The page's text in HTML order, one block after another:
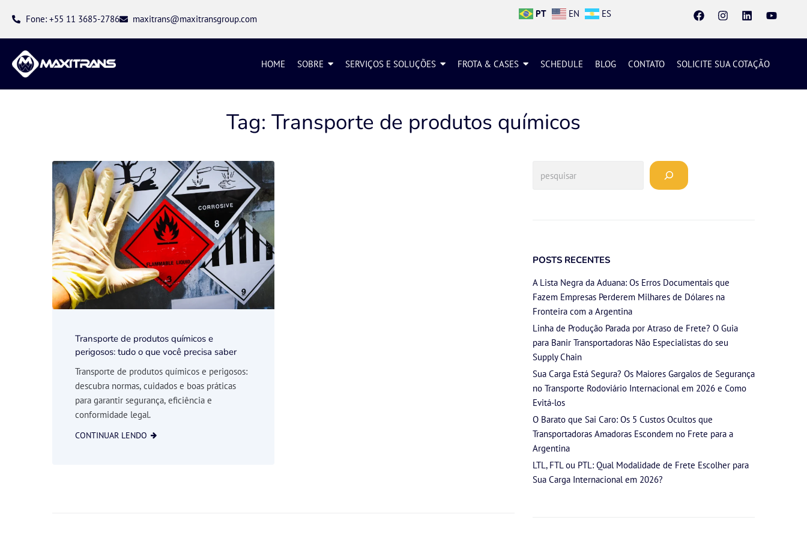
Fone: +55 11 3685-2786 maxitrans@maxitransgroup.com PT EN ES
HOME SOBRE SERVIÇOS E SOLUÇÕES FROTA & CASES SCHEDULE BLOG CONTATO SOLICITE SUA COTAÇÃO
Tag: Transporte de produtos químicos
Transporte de produtos químicos e
perigosos: tudo o que você precisa saber
Transporte de produtos químicos e perigosos:
descubra normas, cuidados e boas práticas
para garantir segurança, eficiência e
conformidade legal.
CONTINUAR LENDO
POSTS RECENTES
A Lista Negra da Aduana: Os Erros Documentais que
Fazem Empresas Perderem Milhares de Dólares na
Fronteira com a Argentina
Linha de Produção Parada por Atraso de Frete? O Guia
para Banir Transportadoras Não Especialistas do seu
Supply Chain
Sua Carga Está Segura? Os Maiores Gargalos de Segurança
no Transporte Rodoviário Internacional em 2026 e Como
Evitá-los
O Barato que Sai Caro: Os 5 Custos Ocultos que
Transportadoras Amadoras Escondem no Frete para a
Argentina
LTL, FTL ou PTL: Qual Modalidade de Frete Escolher para
Sua Carga Internacional em 2026?